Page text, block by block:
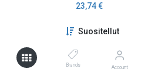
Suositellut
Brands Account
23,74€